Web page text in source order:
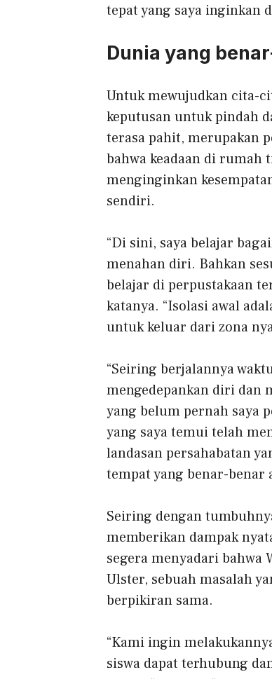
tepat yang saya inginkan
Dunia yang
Untuk mewujudkan cita-
keputusan untuk pindah
terasa pahit, merupakan
bahwa keadaan di
menginginkan
sendiri.
“Di sini, saya belajar
menahan diri. Bahkan
belajar di perpustakaan
katanya. “Isolasi awal
untuk keluar dari zona
“Seiring berjalannya
mengedepankan diri dan
yang belum pernah saya
yang saya temui telah
landasan persahabatan
tempat yang benar-benar
Seiring dengan
memberikan dampak
segera menyadari bahwa
Ulster, sebuah masalah
berpikiran sama.
“Kami ingin
siswa dapat terhubung